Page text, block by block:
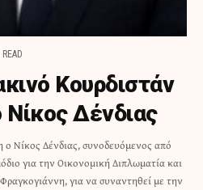
Κουρδιστάν
Δένδιας
ο Νίκος Δένδιας, συνοδευόμενος από
για την Οικονομική Διπλωματία και
για να συναντηθεί με την